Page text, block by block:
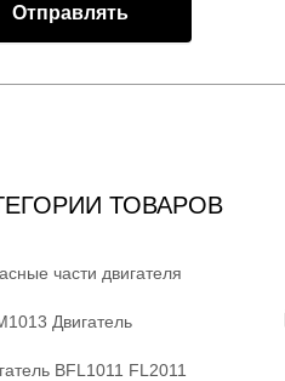
Отправлять
ТОВАРОВ
части двигателя
Двигатель
BFL1011 FL2011